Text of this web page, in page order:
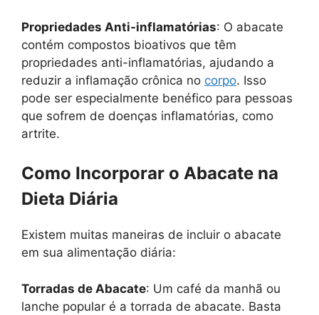
Propriedades Anti-inflamatórias: O abacate
contém compostos bioativos que têm
propriedades anti-inflamatórias, ajudando a
reduzir a inflamação crônica no corpo. Isso
pode ser especialmente benéfico para pessoas
que sofrem de doenças inflamatórias, como
artrite.
Como Incorporar o Abacate na
Dieta Diária
Existem muitas maneiras de incluir o abacate
em sua alimentação diária:
Torradas de Abacate: Um café da manhã ou
lanche popular é a torrada de abacate. Basta